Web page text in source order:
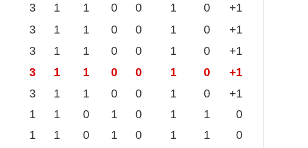
3 1 1 0 0 1 0
+1
3 1 1 0 0 1 0
+1
3 1 1 0 0 1 0
+1
3 1 1 0 0 1 0
+1
3 1 1 0 0 1 0
+1
1 1 0 1 0 1 1
0
1 1 0 1 0 1 1
0